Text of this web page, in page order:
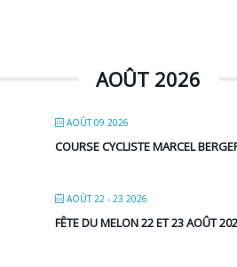
AOÛT 2026
AOÛT 09 2026
COURSE CYCLISTE MARCEL
AOÛT 22 - 23 2026
FÊTE DU MELON 22 ET 23 AOÛT